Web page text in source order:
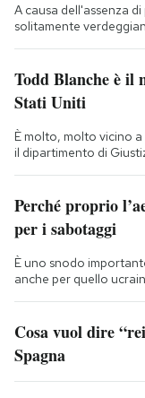
A causa dell'assenza
solitamente
Todd Blanche è il
Stati Uniti
È molto, molto vicino
il dipartimento di
Perché proprio
per i sabotaggi
È uno snodo
anche per quello
Cosa vuol dire
Spagna